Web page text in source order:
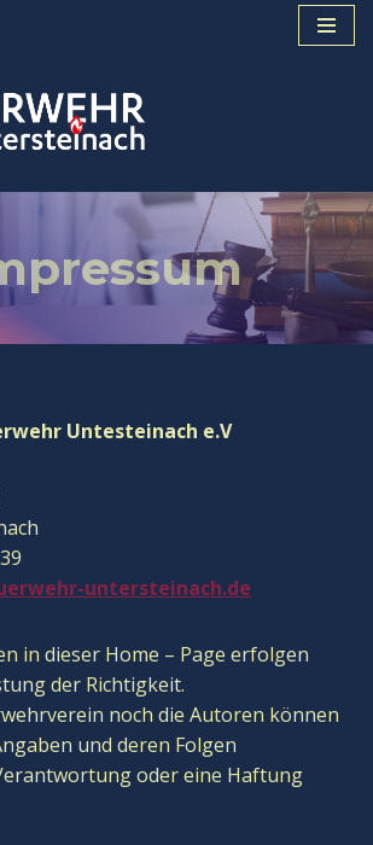
Untesteinach e.V
untersteinach.de
in dieser Home – Page erfolgen
der Richtigkeit.
noch die Autoren können
und deren Folgen
oder eine Haftung